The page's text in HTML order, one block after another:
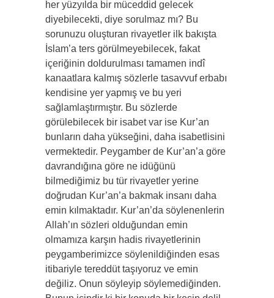
her yüzyılda bir müceddid gelecek
diyebilecekti, diye sorulmaz mı? Bu
sorunuzu oluşturan rivayetler ilk bakışta
İslam’a ters görülmeyebilecek, fakat
içeriğinin doldurulması tamamen indî
kanaatlara kalmış sözlerle tasavvuf erbabı
kendisine yer yapmış ve bu yeri
sağlamlaştırmıştır. Bu sözlerde
görülebilecek bir isabet var ise Kur’an
bunların daha yükseğini, daha isabetlisini
vermektedir. Peygamber de Kur’an’a göre
davrandığına göre ne idüğünü
bilmediğimiz bu tür rivayetler yerine
doğrudan Kur’an’a bakmak insanı daha
emin kılmaktadır. Kur’an’da söylenenlerin
Allah’ın sözleri olduğundan emin
olmamıza karşın hadis rivayetlerinin
peygamberimizce söylenildiğinden esas
itibariyle tereddüt taşıyoruz ve emin
değiliz. Onun söyleyip söylemediğinden.